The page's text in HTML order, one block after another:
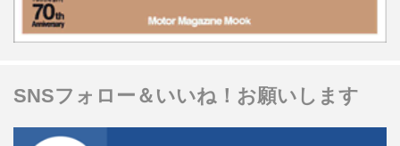
SNSフォロー＆いいね！お願いします